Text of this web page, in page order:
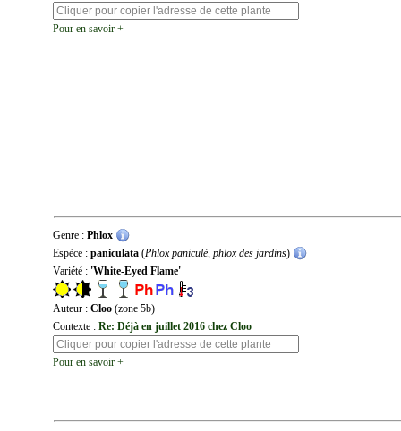
Pour en savoir +
Genre : Phlox
Espèce : paniculata (Phlox paniculé, phlox des jardins)
Variété : 'White-Eyed Flame'
Auteur : Cloo (zone 5b)
Contexte : Re: Déjà en juillet 2016 chez Cloo
Pour en savoir +